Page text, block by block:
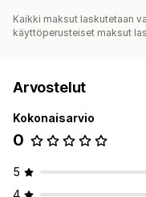
Kaikki maksut laskutetaan
käyttöperusteiset maksut
Arvostelut
Kokonaisarvio
0
5